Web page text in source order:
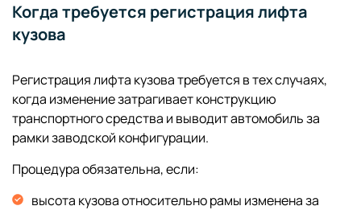
Когда требуется регистрация лифта
кузова
Регистрация лифта кузова требуется в тех случаях,
когда изменение затрагивает конструкцию
транспортного средства и выводит автомобиль за
рамки заводской конфигурации.
Процедура обязательна, если:
высота кузова относительно рамы изменена за